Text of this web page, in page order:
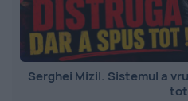
Serghei Mizil. Sistemul a
tot